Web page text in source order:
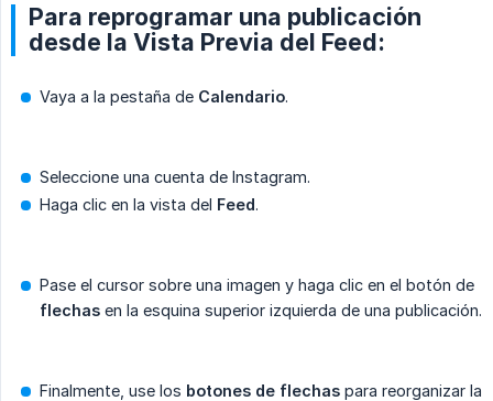
Para reprogramar una publicación
desde la Vista Previa del Feed:
Vaya a la pestaña de Calendario.
Seleccione una cuenta de Instagram.
Haga clic en la vista del Feed.
Pase el cursor sobre una imagen y haga clic en el botón de
flechas en la esquina superior izquierda de una publicación.
Finalmente, use los botones de flechas para reorganizar la